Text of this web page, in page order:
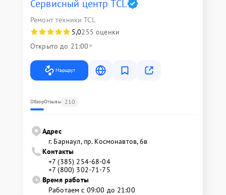
Сервисный центр TCL
Ремонт техники TCL
5,0255 оценки
Открыто до 21:00
Маршрут
ОбзорОтзывы 210
Адрес
г. Барнаул, ​пр. Космонавтов, 6в
Контакты
+7 (385) 254-68-04
+7 (800) 302-71-75
Время работы
Работаем с 09:00 до 21:00